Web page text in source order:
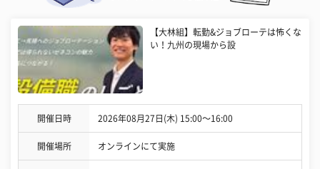
【大林組】転勤&ジョブローテは怖くな
い！九州の現場から設
開催日時 2026年08月27日(木) 15:00〜16:00
開催場所 オンラインにて実施